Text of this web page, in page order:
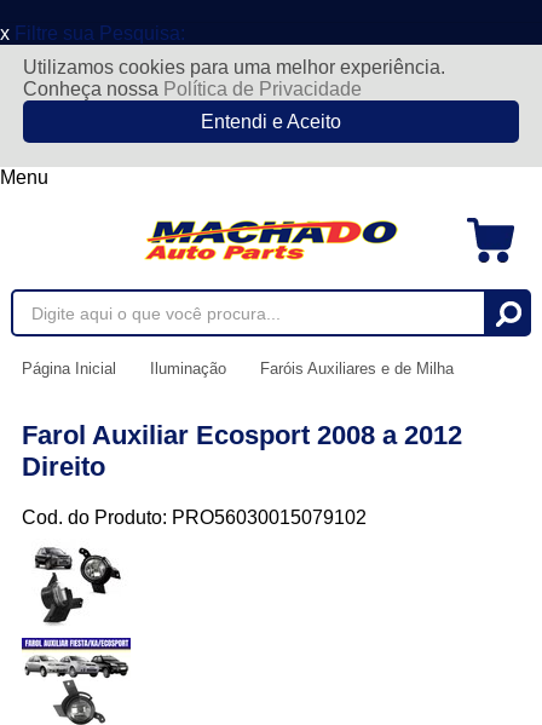
x Filtre sua Pesquisa:
Utilizamos cookies para uma melhor experiência.
Conheça nossa Política de Privacidade
Entendi e Aceito
Menu
Página Inicial Iluminação Faróis Auxiliares e de Milha
Farol Auxiliar Ecosport 2008 a 2012
Direito
Cod. do Produto: PRO56030015079102